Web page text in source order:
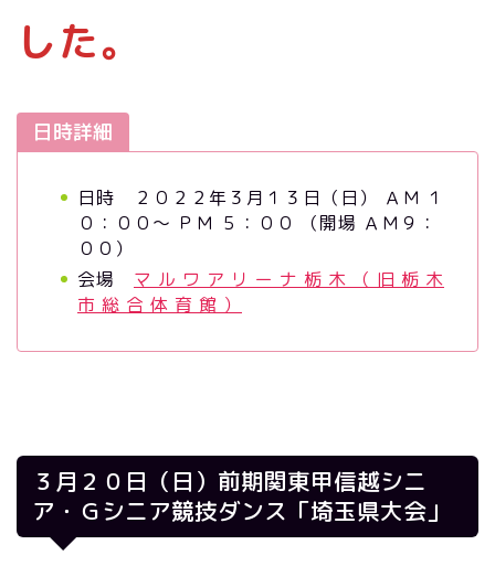
した。
日時詳細
日時 ２０２２年３月１３日（日） ＡＭ １
０：００～ ＰＭ ５：００ （開場 ＡＭ９：
００）
会場 マ ル ワ ア リ ー ナ 栃 木 （ 旧 栃 木
市 総 合 体 育 館 ）
３月２０日（日）前期関東甲信越シニ
ア・Ｇシニア競技ダンス「埼玉県大会」